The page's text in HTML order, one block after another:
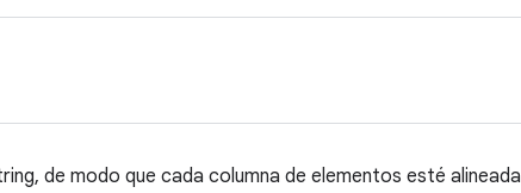
de modo que cada columna de elementos esté alineada